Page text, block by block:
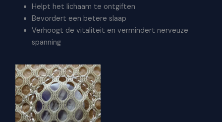
Helpt het lichaam te ontgiften
Bevordert een betere slaap
Verhoogt de vitaliteit en vermindert nerveuze
spanning